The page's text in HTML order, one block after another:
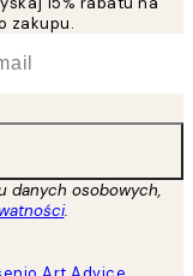
zakupu.
danych osobowych,
.